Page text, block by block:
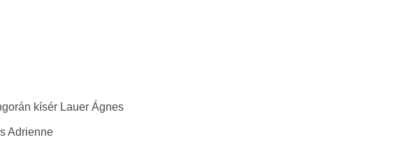
kísér Lauer Ágnes
Adrienne